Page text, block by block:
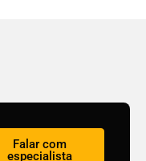
Falar com
especialista